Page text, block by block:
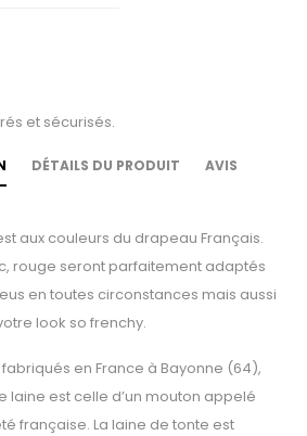
et sécurisés.
DÉTAILS DU PRODUIT AVIS
aux couleurs du drapeau Français.
rouge seront parfaitement adaptés
en toutes circonstances mais aussi
look so frenchy.
fabriqués en France à Bayonne (64),
laine est celle d’un mouton appelé
française. La laine de tonte est